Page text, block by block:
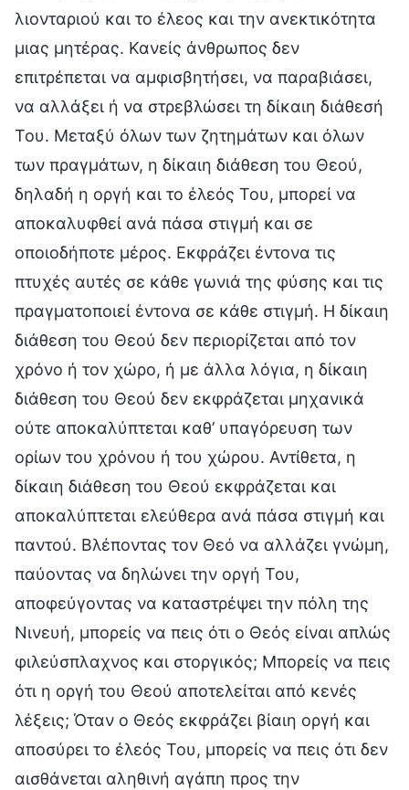
λιονταριού και το έλεος και την ανεκτικότητα
μιας μητέρας. Κανείς άνθρωπος δεν
επιτρέπεται να αμφισβητήσει, να παραβιάσει,
να αλλάξει ή να στρεβλώσει τη δίκαιη διάθεσή
Του. Μεταξύ όλων των ζητημάτων και όλων
των πραγμάτων, η δίκαιη διάθεση του Θεού,
δηλαδή η οργή και το έλεός Του, μπορεί να
αποκαλυφθεί ανά πάσα στιγμή και σε
οποιοδήποτε μέρος. Εκφράζει έντονα τις
πτυχές αυτές σε κάθε γωνιά της φύσης και τις
πραγματοποιεί έντονα σε κάθε στιγμή. Η δίκαιη
διάθεση του Θεού δεν περιορίζεται από τον
χρόνο ή τον χώρο, ή με άλλα λόγια, η δίκαιη
διάθεση του Θεού δεν εκφράζεται μηχανικά
ούτε αποκαλύπτεται καθ’ υπαγόρευση των
ορίων του χρόνου ή του χώρου. Αντίθετα, η
δίκαιη διάθεση του Θεού εκφράζεται και
αποκαλύπτεται ελεύθερα ανά πάσα στιγμή και
παντού. Βλέποντας τον Θεό να αλλάζει γνώμη,
παύοντας να δηλώνει την οργή Του,
αποφεύγοντας να καταστρέψει την πόλη της
Νινευή, μπορείς να πεις ότι ο Θεός είναι απλώς
φιλεύσπλαχνος και στοργικός; Μπορείς να πεις
ότι η οργή του Θεού αποτελείται από κενές
λέξεις; Όταν ο Θεός εκφράζει βίαιη οργή και
αποσύρει το έλεός Του, μπορείς να πεις ότι δεν
αισθάνεται αληθινή αγάπη προς την